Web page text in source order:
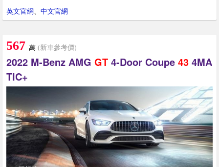
英文官網、 中文官網
567 萬 (新車參考價)
2022 M-Benz AMG GT 4-Door Coupe 43 4MA
TIC+